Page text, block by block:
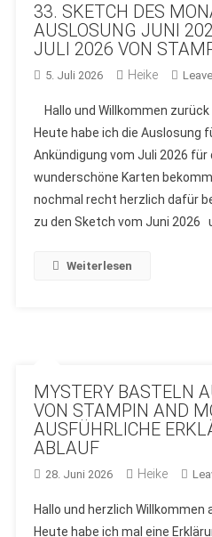
33. SKETCH DES
AUSLOSUNG JUNI
JULI 2026 VON
5. Juli 2026 Heike
Hallo und Willkommen zurück
Heute habe ich die Auslosung
Ankündigung vom Juli 2026 für
wunderschöne Karten
nochmal recht herzlich dafür
zu den Sketch vom Juni 2026
Weiterlesen
MYSTERY BASTELN
VON STAMPIN AND
AUSFÜHRLICHE
ABLAUF
28. Juni 2026 Heike
Hallo und herzlich Willkommen
Heute habe ich mal eine